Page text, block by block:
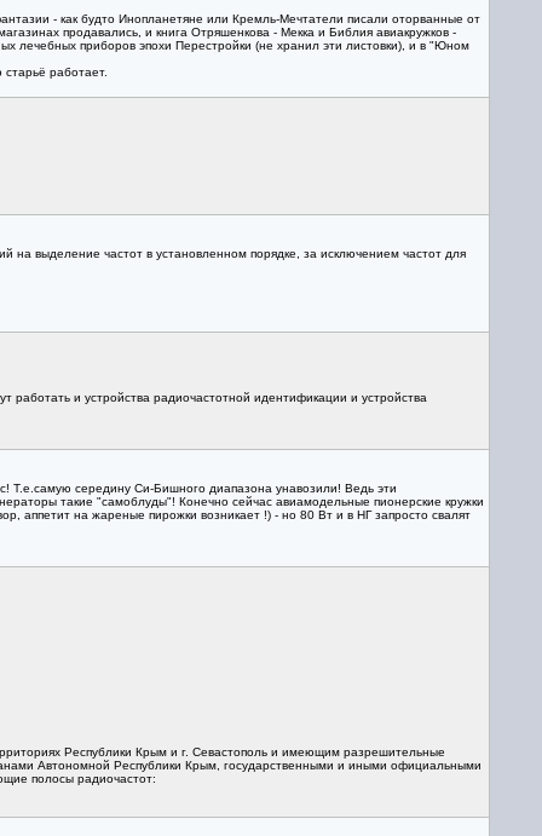
- как будто Инопланетяне или Кремль-Мечтатели писали оторванные от
продавались, и книга Отряшенкова - Мекка и Библия авиакружков -
лечебных приборов эпохи Перестройки (не хранил эти листовки), и в "Юном
работает.
выделение частот в установленном порядке, за исключением частот для
работать и устройства радиочастотной идентификации и устройства
середину Си-Бишного диапазона унавозили! Ведь эти
такие "самоблуды"! Конечно сейчас авиамодельные пионерские кружки
аппетит на жареные пирожки возникает !) - но 80 Вт и в НГ запросто свалят
Республики Крым и г. Севастополь и имеющим разрешительные
Автономной Республики Крым, государственными и иными официальными
полосы радиочастот: